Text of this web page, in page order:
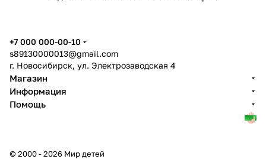
+7 000 000-00-10
s89130000013@gmail.com
г. Новосибирск, ул. Электрозаводская 4
Магазин
Информация
Помощь
© 2000 - 2026 Мир детей